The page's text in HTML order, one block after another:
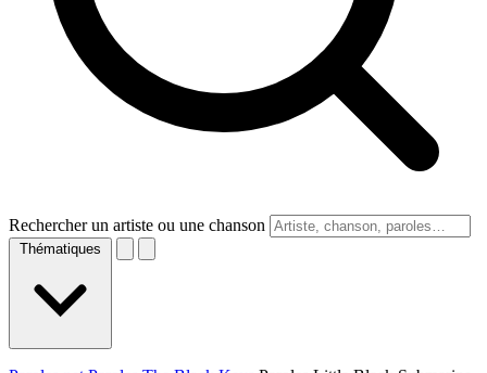
Rechercher un artiste ou une chanson
Thématiques